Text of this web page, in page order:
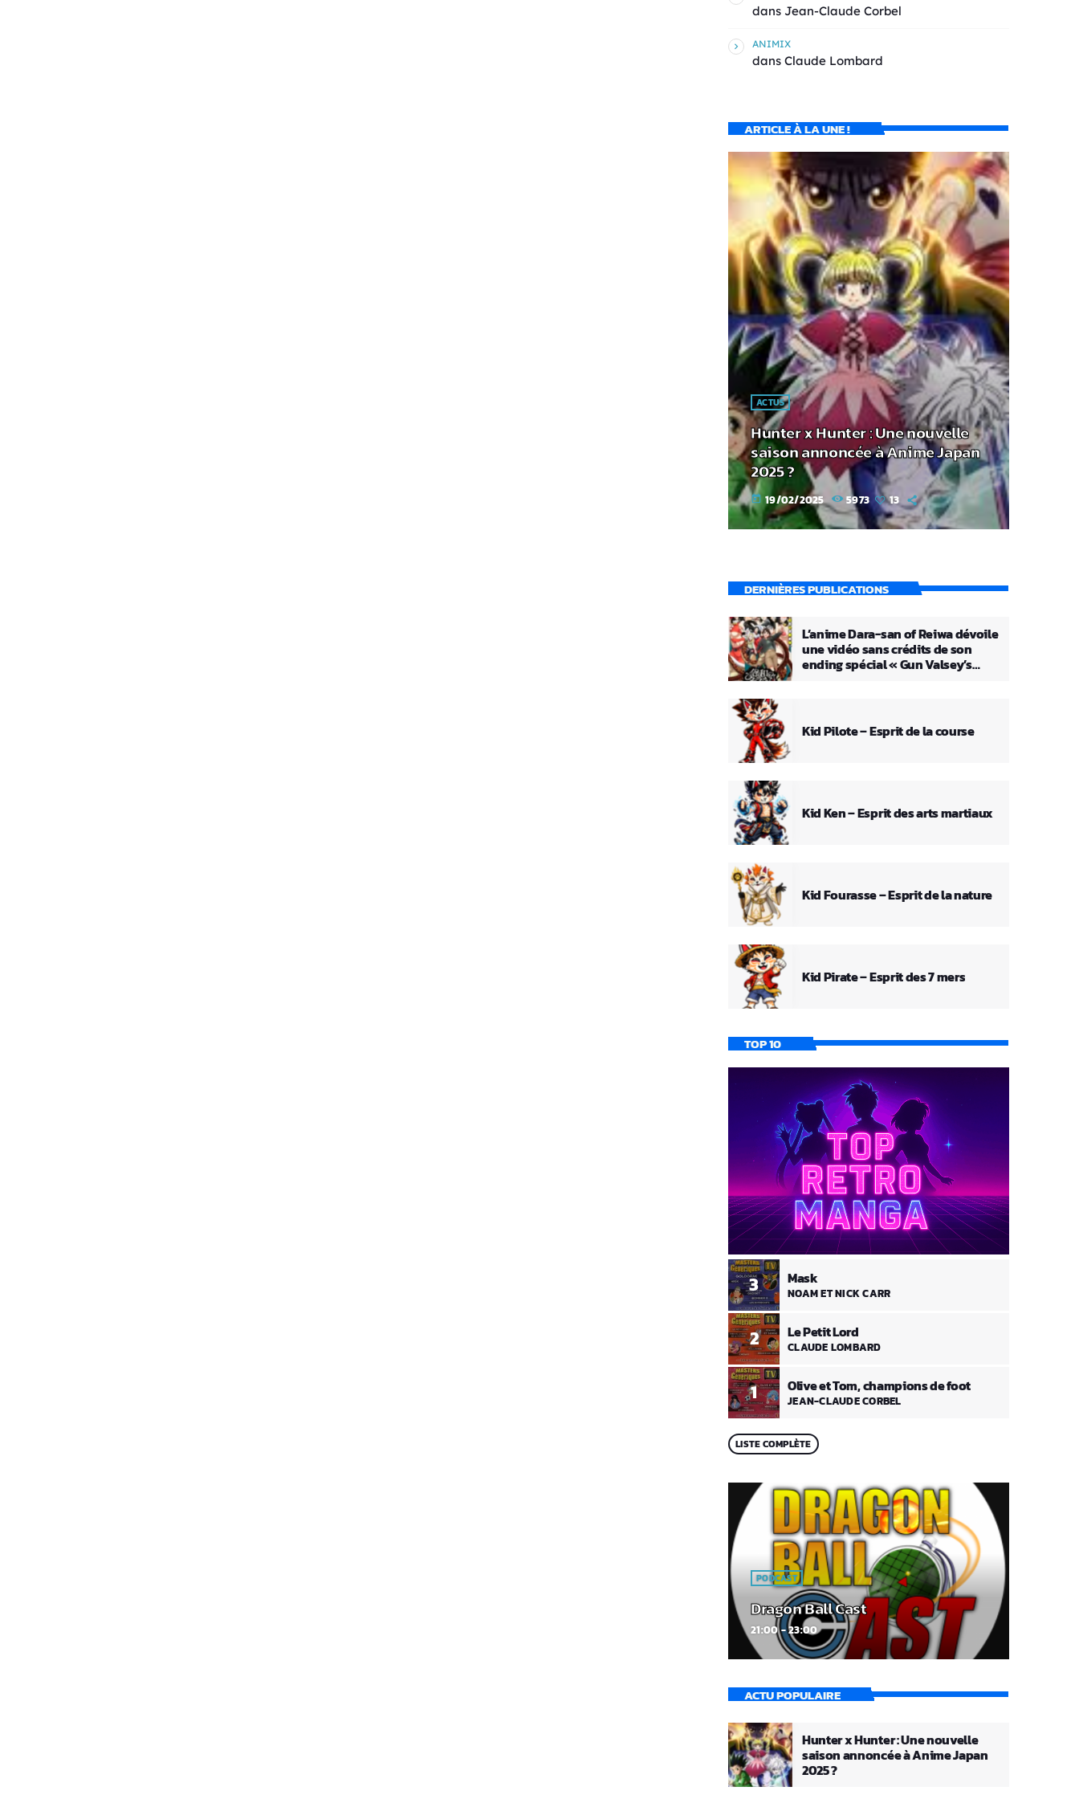
dans Jean-Claude Corbel
ANIMIX
dans Claude Lombard
ARTICLE À LA UNE !
ACTUS
Hunter x Hunter : Une nouvelle
saison annoncée à Anime Japan
2025 ?
today 19/02/2025 5973 13
DERNIÈRES PUBLICATIONS
L’anime Dara-san of Reiwa dévoile
une vidéo sans crédits de son
ending spécial « Gun Valsey’s
Kid Pilote – Esprit de la course
Kid Ken – Esprit des arts martiaux
Kid Fourasse – Esprit de la nature
Kid Pirate – Esprit des 7 mers
TOP 10
1 Olive et Tom, champions de foot
JEAN-CLAUDE CORBEL
2 Le Petit Lord
CLAUDE LOMBARD
3 Mask
NOAM ET NICK CARR
LISTE COMPLÈTE
PODCAST
Dragon Ball Cast
21:00 - 23:00
ACTU POPULAIRE
Hunter x Hunter : Une nouvelle
saison annoncée à Anime Japan
2025 ?